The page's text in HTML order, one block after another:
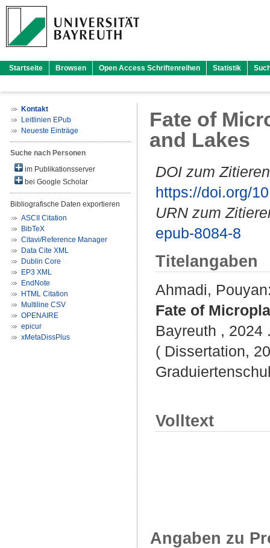
Startseite Browsen Open Access Schriftenreihen Statistik
Kontakt
Leitlinien EPub
Neueste Einträge
Suche nach Personen
im Publikationsserver
bei Google Scholar
Bibliografische Daten exportieren
ASCII Citation
BibTeX
Citavi/Reference Manager
Data Cite XML
Dublin Core
EP3 XML
EndNote
HTML Citation
Multiline CSV
OPENAIRE
epicur
xMetaDissPlus
Fate of
and Lakes
DOI zum
https://doi.org/
URN zum
epub-8084-8
Titelangaben
Ahmadi, Pouyan
Fate of
Bayreuth , 2024
( Dissertation,
Volltext
Angaben zu